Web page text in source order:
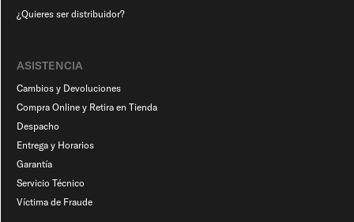
¿Quieres ser distribuidor?
ASISTENCIA
Cambios y Devoluciones
Compra Online y Retira en Tienda
Despacho
Entrega y Horarios
Garantía
Servicio Técnico
Víctima de Fraude